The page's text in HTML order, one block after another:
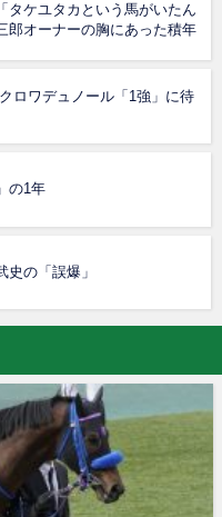
タケユタカという馬がいたん
郎オーナーの胸にあった積年
ロワデュノール「1強」に待
の1年
史の「誤爆」